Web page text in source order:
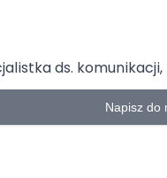
ds.
Napisz do